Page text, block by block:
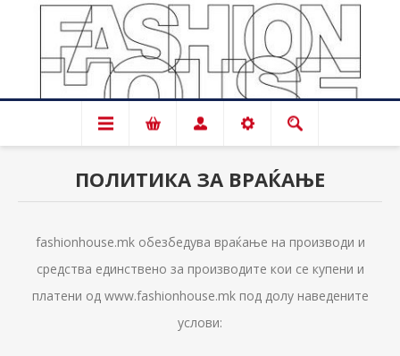
ПОЛИТИКА ЗА ВРАЌАЊЕ
fashionhouse.mk обезбедува враќање на производи и
средства единствено за производите кои се купени и
платени од www.fashionhouse.mk под долу наведените
услови: